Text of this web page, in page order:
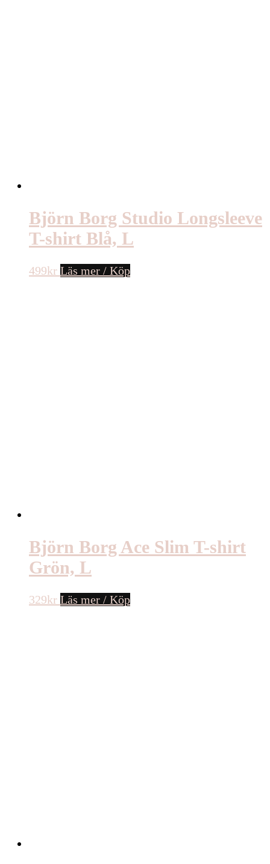
Björn Borg Studio Longsleeve
T-shirt Blå, L
499kr Läs mer / Köp
Björn Borg Ace Slim T-shirt
Grön, L
329kr Läs mer / Köp